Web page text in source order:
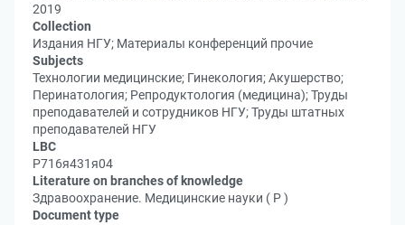
2019
Collection
Издания НГУ; Материалы конференций прочие
Subjects
Технологии медицинские; Гинекология; Акушерство;
Перинатология; Репродуктология (медицина); Труды
преподавателей и сотрудников НГУ; Труды штатных
преподавателей НГУ
LBC
Р716я431я04
Literature on branches of knowledge
Здравоохранение. Медицинские науки ( Р )
Document type